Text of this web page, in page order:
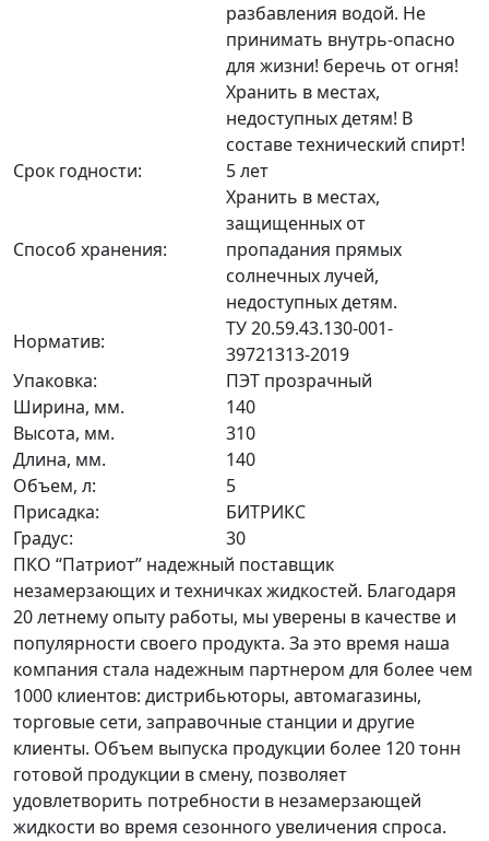
разбавления водой. Не
принимать внутрь-опасно
для жизни! беречь от огня!
Хранить в местах,
недоступных детям! В
составе технический спирт!
Срок годности:
5 лет
Способ хранения:
Хранить в местах,
защищенных от
пропадания прямых
солнечных лучей,
недоступных детям.
Норматив:
ТУ 20.59.43.130-001-
39721313-2019
Упаковка:
ПЭТ прозрачный
Ширина, мм.
140
Высота, мм.
310
Длина, мм.
140
Объем, л:
5
Присадка:
БИТРИКС
Градус:
30
ПКО “Патриот” надежный поставщик
незамерзающих и техничках жидкостей. Благодаря
20 летнему опыту работы, мы уверены в качестве и
популярности своего продукта. За это время наша
компания стала надежным партнером для более чем
1000 клиентов: дистрибьюторы, автомагазины,
торговые сети, заправочные станции и другие
клиенты. Объем выпуска продукции более 120 тонн
готовой продукции в смену, позволяет
удовлетворить потребности в незамерзающей
жидкости во время сезонного увеличения спроса.